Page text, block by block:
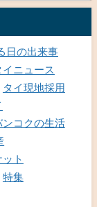
日の出来事
イニュース
タイ現地採用
ンコクの生活
ト
特集